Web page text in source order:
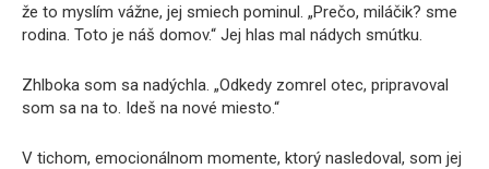
že to myslím vážne, jej smiech pominul. „Prečo, miláčik? sme
rodina. Toto je náš domov.“ Jej hlas mal nádych smútku.
Zhlboka som sa nadýchla. „Odkedy zomrel otec, pripravoval
som sa na to. Ideš na nové miesto.“
V tichom, emocionálnom momente, ktorý nasledoval, som jej